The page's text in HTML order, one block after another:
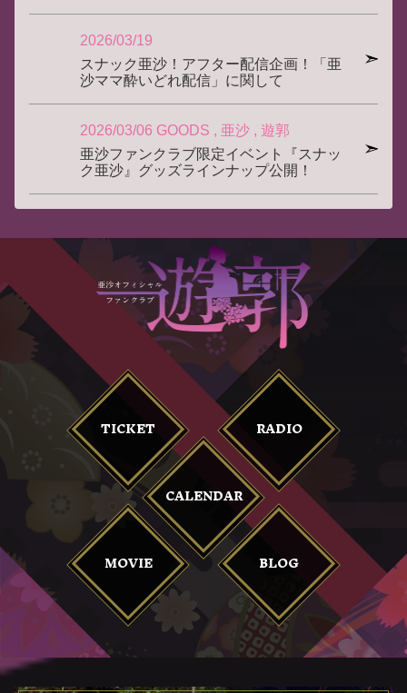
2026/03/19
スナック亜沙！アフター配信企画！「亜
沙ママ酔いどれ配信」に関して
2026/03/06 GOODS 亜沙
遊郭
亜沙ファンクラブ限定イベント『スナッ
ク亜沙』グッズラインナップ公開！
TICKET RADIO
CALENDAR
MOVIE BLOG